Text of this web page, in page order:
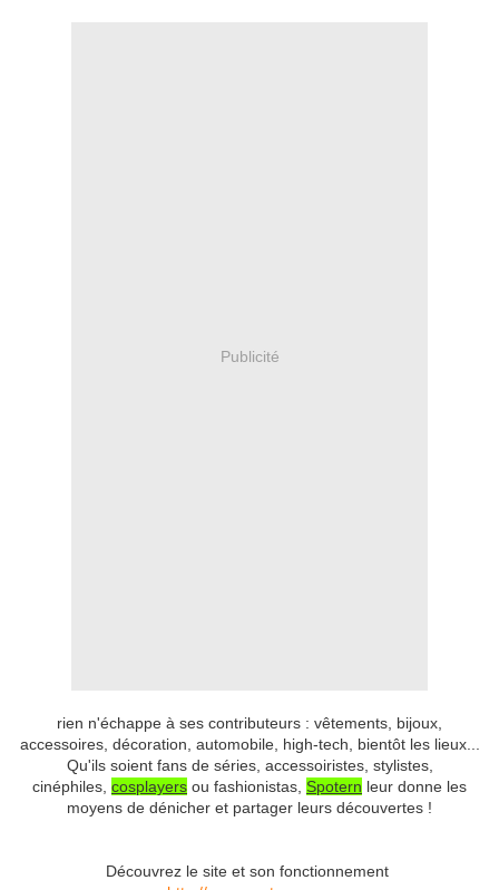
Publicité
rien n'échappe à ses contributeurs : vêtements, bijoux,
accessoires, décoration, automobile, high-tech, bientôt les lieux...
Qu'ils soient fans de séries, accessoiristes, stylistes,
cinéphiles, cosplayers ou fashionistas, Spotern leur donne les
moyens de dénicher et partager leurs découvertes !
Découvrez le site et son fonctionnement